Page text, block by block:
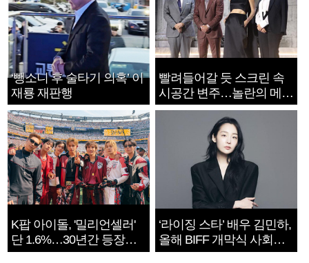
‘뺑소니 후 술타기 의혹’ 이
재룡 재판행
빨려들어갈 듯 스크린 속
시공간 변주…놀란의 메시
지는 ‘전쟁 속죄’
K팝 아이돌, '밀리언셀러'
단 1.6%…30년간 등장
1182개팀 전수조사
‘라이징 스타’ 배우 김민하,
올해 BIFF 개막식 사회자
확정